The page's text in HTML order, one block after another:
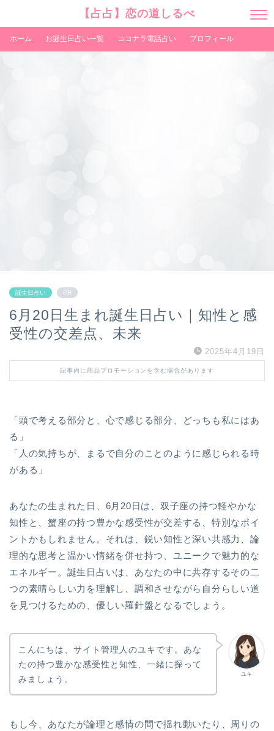
E
U
【占占】恋の道しるべ
ホーム お誕生日占い一覧 ココナラ電話占い プロフィール
誕生日占い PR
6月20日生まれ誕生日占い｜知性と感
受性の交差点、未来
2025年4月19日
記事内に商品プロモーションを含む場合があります
「頭で考える部分と、心で感じる部分、どっちも私にはあ
る」
「人の気持ちが、まるで自分のことのように感じられる時
がある」
あなたの生まれた日、6月20日は、双子座の持つ軽やかな
知性と、蟹座の持つ豊かな感受性が交差する、特別なポイ
ントかもしれません。それは、鋭い知性と深い共感力、論
理的な思考と温かい情緒を併せ持つ、ユニークで魅力的な
エネルギー。誕生日占いは、あなたの中に共存するその二
つの素晴らしい力を理解し、調和させながら自分らしい道
を見つけるための、優しい羅針盤となるでしょう。
ユキ
こんにちは、サイト管理人のユキです。あな
たの持つ豊かな感受性と知性、一緒に探って
みましょう。
もし今、あなたが論理と感情の間で揺れ動いたり、周りの